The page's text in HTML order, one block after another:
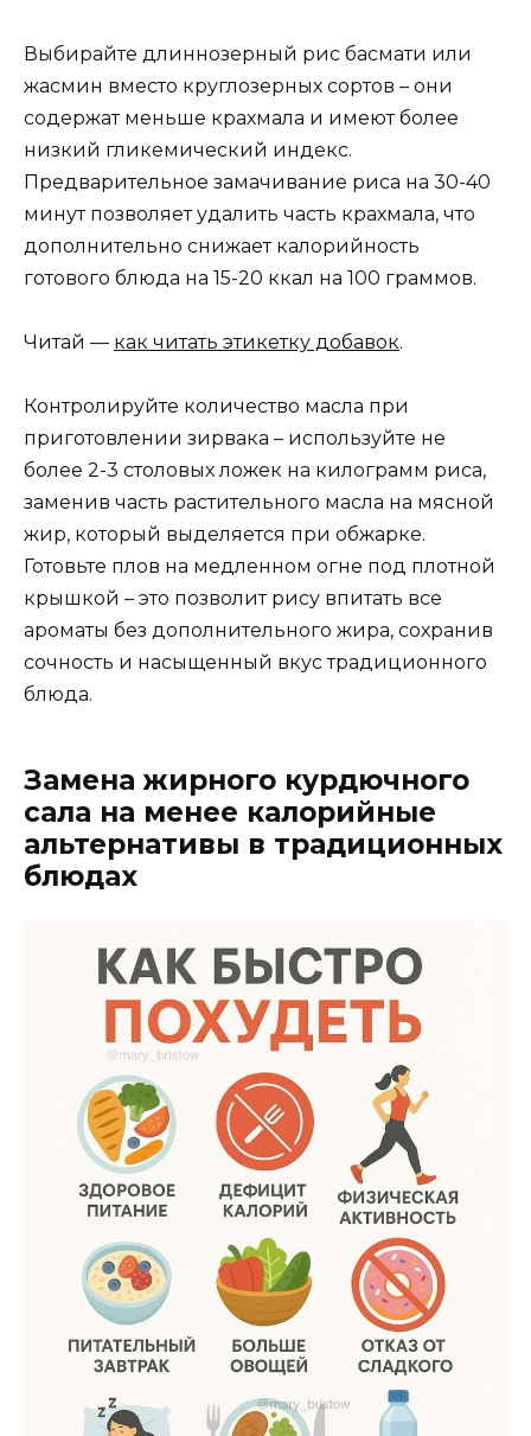
Выбирайте длиннозерный рис басмати или
жасмин вместо круглозерных сортов – они
содержат меньше крахмала и имеют более
низкий гликемический индекс.
Предварительное замачивание риса на 30-40
минут позволяет удалить часть крахмала, что
дополнительно снижает калорийность
готового блюда на 15-20 ккал на 100 граммов.
Читай — как читать этикетку добавок.
Контролируйте количество масла при
приготовлении зирвака – используйте не
более 2-3 столовых ложек на килограмм риса,
заменив часть растительного масла на мясной
жир, который выделяется при обжарке.
Готовьте плов на медленном огне под плотной
крышкой – это позволит рису впитать все
ароматы без дополнительного жира, сохранив
сочность и насыщенный вкус традиционного
блюда.
Замена жирного курдючного
сала на менее калорийные
альтернативы в традиционных
блюдах